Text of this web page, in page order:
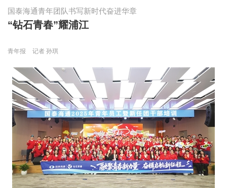
国泰海通青年团队书写新时代奋进华章
“钻石青春”耀浦江
青年报 记者 孙琪